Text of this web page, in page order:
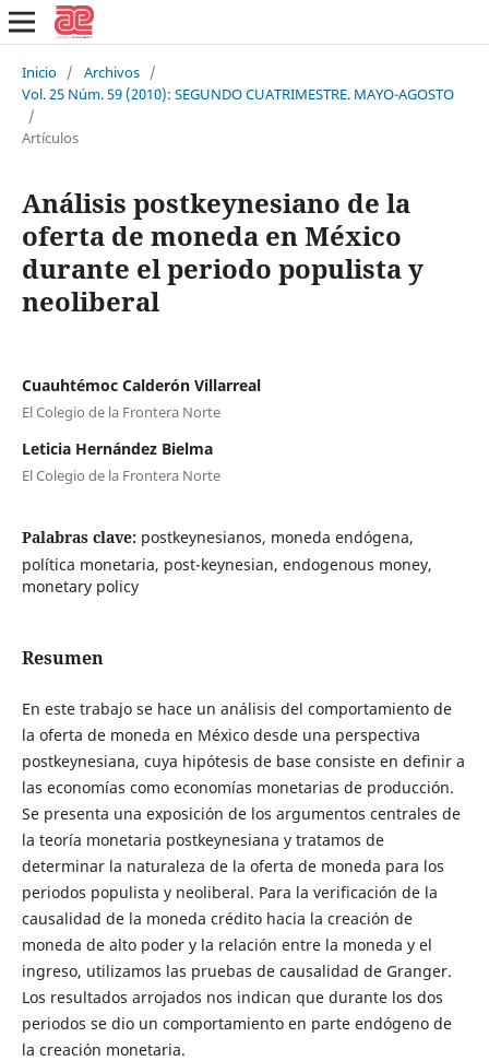
Inicio / Archivos /
Vol. 25 Núm. 59 (2010): SEGUNDO CUATRIMESTRE. MAYO-AGOSTO
/
Artículos
Análisis postkeynesiano de la
oferta de moneda en México
durante el periodo populista y
neoliberal
Cuauhtémoc Calderón Villarreal
El Colegio de la Frontera Norte
Leticia Hernández Bielma
El Colegio de la Frontera Norte
Palabras clave: postkeynesianos, moneda endógena,
política monetaria, post-keynesian, endogenous money,
monetary policy
Resumen
En este trabajo se hace un análisis del comportamiento de
la oferta de moneda en México desde una perspectiva
postkeynesiana, cuya hipótesis de base consiste en definir a
las economías como economías monetarias de producción.
Se presenta una exposición de los argumentos centrales de
la teoría monetaria postkeynesiana y tratamos de
determinar la naturaleza de la oferta de moneda para los
periodos populista y neoliberal. Para la verificación de la
causalidad de la moneda crédito hacia la creación de
moneda de alto poder y la relación entre la moneda y el
ingreso, utilizamos las pruebas de causalidad de Granger.
Los resultados arrojados nos indican que durante los dos
periodos se dio un comportamiento en parte endógeno de
la creación monetaria.